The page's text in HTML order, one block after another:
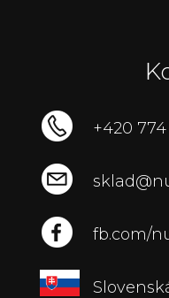
+420
fb.com/